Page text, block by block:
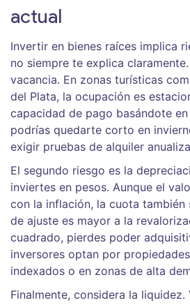
actual
Invertir en bienes raíces implica
no siempre te explica
vacancia. En zonas turísticas
del Plata, la ocupación es
capacidad de pago basándote
podrías quedarte corto en
exigir pruebas de alquiler
El segundo riesgo es la
inviertes en pesos. Aunque el
con la inflación, la cuota también
de ajuste es mayor a la
cuadrado, pierdes poder
inversores optan por
indexados o en zonas de alta
Finalmente, considera la liquidez.